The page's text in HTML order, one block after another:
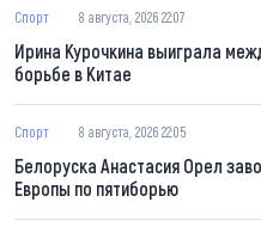
Спорт 8 августа, 2026 22:07
Ирина Курочкина выиграла
борьбе в Китае
Спорт 8 августа, 2026 22:05
Белоруска Анастасия Орел
Европы по пятиборью